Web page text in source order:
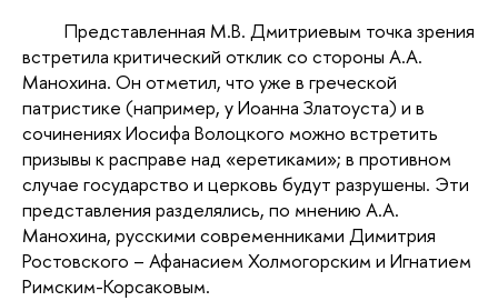
Представленная М.В. Дмитриевым точка зрения
встретила критический отклик со стороны А.А.
Манохина. Он отметил, что уже в греческой
патристике (например, у Иоанна Златоуста) и в
сочинениях Иосифа Волоцкого можно встретить
призывы к расправе над «еретиками»; в противном
случае государство и церковь будут разрушены. Эти
представления разделялись, по мнению А.А.
Манохина, русскими современниками Димитрия
Ростовского – Афанасием Холмогорским и Игнатием
Римским-Корсаковым.